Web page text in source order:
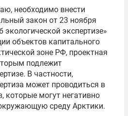
необходимо внести
закон от 23 ноября
экспертизе»
объектов капитального
зоне РФ, проектная
подлежит
В частности,
может проводиться в
которые могут негативно
среду Арктики.